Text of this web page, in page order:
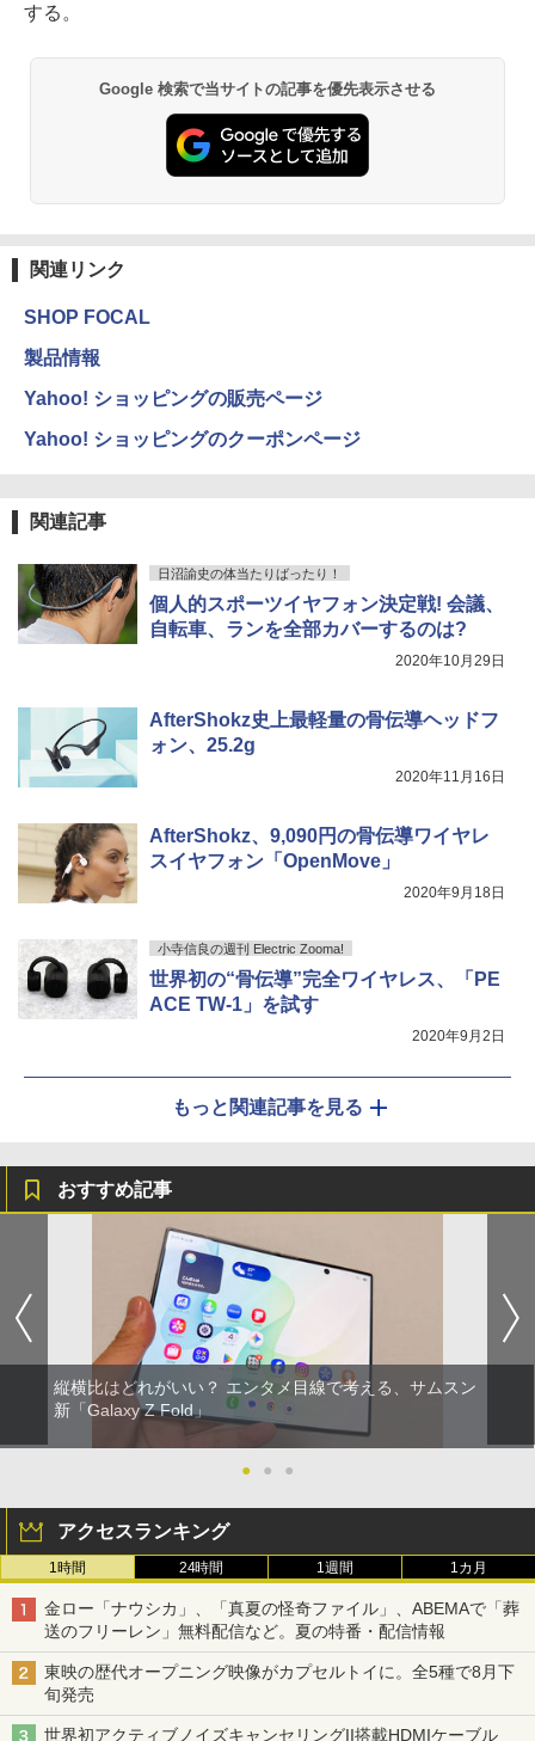
する。
Google 検索で当サイトの記事を優先表示させる
関連リンク
SHOP FOCAL
製品情報
Yahoo! ショッピングの販売ページ
Yahoo! ショッピングのクーポンページ
関連記事
日沼諭史の体当たりばったり！
個人的スポーツイヤフォン決定戦! 会議、
自転車、ランを全部カバーするのは?
2020年10月29日
AfterShokz史上最軽量の骨伝導ヘッドフ
ォン、25.2g
2020年11月16日
AfterShokz、9,090円の骨伝導ワイヤレ
スイヤフォン「OpenMove」
2020年9月18日
小寺信良の週刊 Electric Zooma!
世界初の“骨伝導”完全ワイヤレス、「PE
ACE TW-1」を試す
2020年9月2日
もっと関連記事を見る
おすすめ記事
縦横比はどれがいい？ エンタメ目線で考える、サムスン
新「Galaxy Z Fold」
● ● ●
アクセスランキング
1時間 24時間 1週間 1カ月
金ロー「ナウシカ」、「真夏の怪奇ファイル」、ABEMAで「葬
送のフリーレン」無料配信など。夏の特番・配信情報
東映の歴代オープニング映像がカプセルトイに。全5種で8月下
旬発売
世界初アクティブノイズキャンセリングII搭載HDMIケーブル